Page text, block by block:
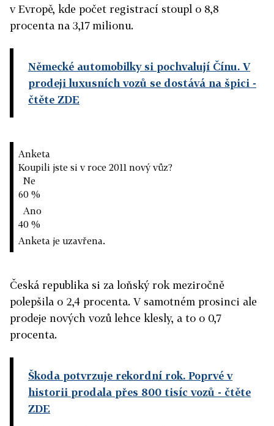
v Evropě, kde počet registrací stoupl o 8,8
procenta na 3,17 milionu.
Německé automobilky si pochvalují Čínu. V
prodeji luxusních vozů se dostává na špici -
čtěte ZDE
Anketa
Koupili jste si v roce 2011 nový vůz?
Ne
60 %
Ano
40 %
Anketa je uzavřena.
Česká republika si za loňský rok meziročně
polepšila o 2,4 procenta. V samotném prosinci ale
prodeje nových vozů lehce klesly, a to o 0,7
procenta.
Škoda potvrzuje rekordní rok. Poprvé v
historii prodala přes 800 tisíc vozů - čtěte
ZDE